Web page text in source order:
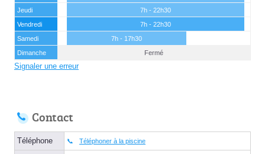
Jeudi
7h - 22h30
Vendredi
7h - 22h30
Samedi
7h - 17h30
Dimanche
Fermé
Signaler une erreur
Contact
Téléphone Téléphoner à la piscine